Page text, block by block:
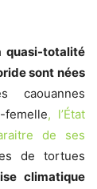
quasi-totalité
sont nées
, l’État
de ses
de tortues
climatique